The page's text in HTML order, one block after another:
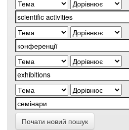
Почати новий пошук